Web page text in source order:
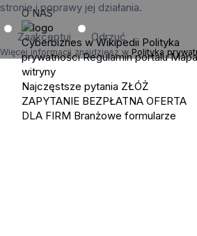
stronie i poprawy jej działania.
Zaakceptuj Odrzuć
Więcej informacji znajdziesz w Polityka
O NAS
Cyberbiznes w Wikipedii Polityka
prywatności Regulamin portalu
witryny
Najczęstsze pytania ZŁÓŻ
ZAPYTANIE BEZPŁATNA OFERTA
DLA FIRM Branżowe formularze